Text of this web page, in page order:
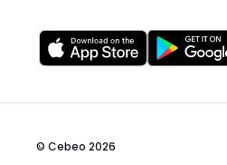
© Cebeo 2026